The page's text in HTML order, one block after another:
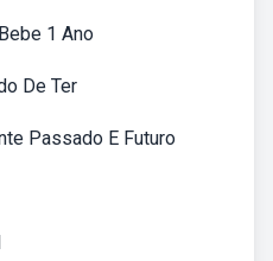
1 Ano
De Ter
Passado E Futuro